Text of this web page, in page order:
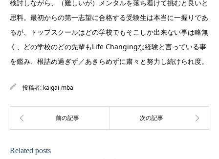
検討しながら、（難しいが）メンタルを落ち着けて挑むと良いと
思料。最初からの第一志望に合格する受験生は本当に一握りであ
るが、トップスクールはどの学校でもそこしか出来ない事は略無
く、どの学校のどの先輩もLife Changingな経験と言っている事
を鑑み、根詰め過ぎず／あきらめずに粛々と努力し続けられ度。
投稿者: kaigai-mba
Related posts